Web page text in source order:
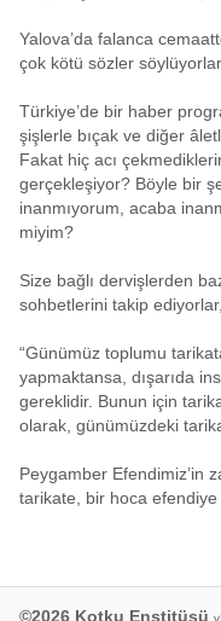
Yalova’da falanca
çok kötü sözler
Türkiye’de bir haber
şişlerle bıçak ve diğer
Fakat hiç acı
gerçekleşiyor? Böyle bir
inanmıyorum, acaba
miyim?
Size bağlı dervişlerden
sohbetlerini takip
“Günümüz toplumu
yapmaktansa, dışarıda
gereklidir. Bunun için
olarak, günümüzdeki
Peygamber Efendimiz’in
tarikate, bir hoca
©2026 Kotku Enstitüsü